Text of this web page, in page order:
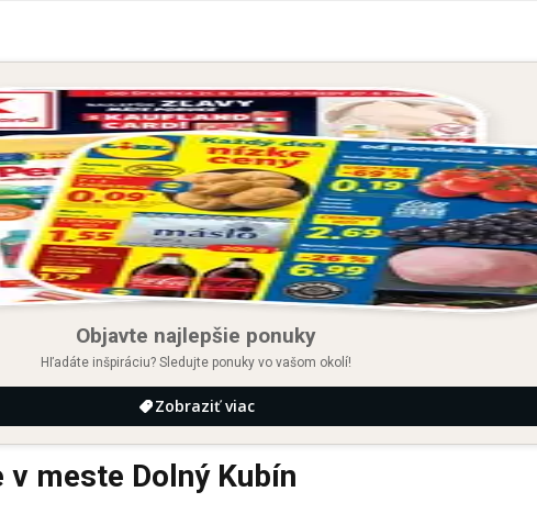
Objavte najlepšie ponuky
Hľadáte inšpiráciu? Sledujte ponuky vo vašom okolí!
Zobraziť viac
meste Dolný Kubín